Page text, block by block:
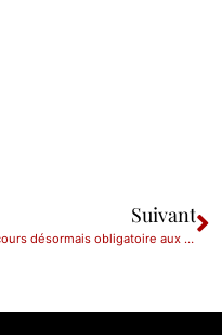
Suivant
Recours désormais obligatoire aux modes de résolution amiable des différends